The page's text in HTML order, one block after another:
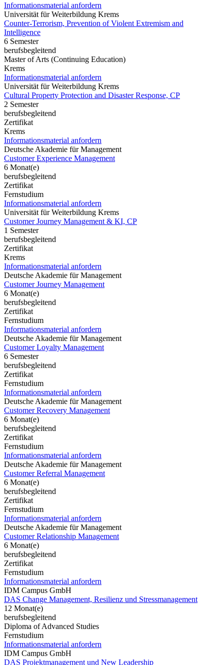
Informationsmaterial anfordern
Universität für Weiterbildung Krems
Counter-Terrorism, Prevention of Violent Extremism and
Intelligence
6 Semester
berufsbegleitend
Master of Arts (Continuing Education)
Krems
Informationsmaterial anfordern
Universität für Weiterbildung Krems
Cultural Property Protection and Disaster Response, CP
2 Semester
berufsbegleitend
Zertifikat
Krems
Informationsmaterial anfordern
Deutsche Akademie für Management
Customer Experience Management
6 Monat(e)
berufsbegleitend
Zertifikat
Fernstudium
Informationsmaterial anfordern
Universität für Weiterbildung Krems
Customer Journey Management & KI, CP
1 Semester
berufsbegleitend
Zertifikat
Krems
Informationsmaterial anfordern
Deutsche Akademie für Management
Customer Journey Management
6 Monat(e)
berufsbegleitend
Zertifikat
Fernstudium
Informationsmaterial anfordern
Deutsche Akademie für Management
Customer Loyalty Management
6 Semester
berufsbegleitend
Zertifikat
Fernstudium
Informationsmaterial anfordern
Deutsche Akademie für Management
Customer Recovery Management
6 Monat(e)
berufsbegleitend
Zertifikat
Fernstudium
Informationsmaterial anfordern
Deutsche Akademie für Management
Customer Referral Management
6 Monat(e)
berufsbegleitend
Zertifikat
Fernstudium
Informationsmaterial anfordern
Deutsche Akademie für Management
Customer Relationship Management
6 Monat(e)
berufsbegleitend
Zertifikat
Fernstudium
Informationsmaterial anfordern
IDM Campus GmbH
DAS Change Management, Resilienz und Stressmanagement
12 Monat(e)
berufsbegleitend
Diploma of Advanced Studies
Fernstudium
Informationsmaterial anfordern
IDM Campus GmbH
DAS Projektmanagement und New Leadership